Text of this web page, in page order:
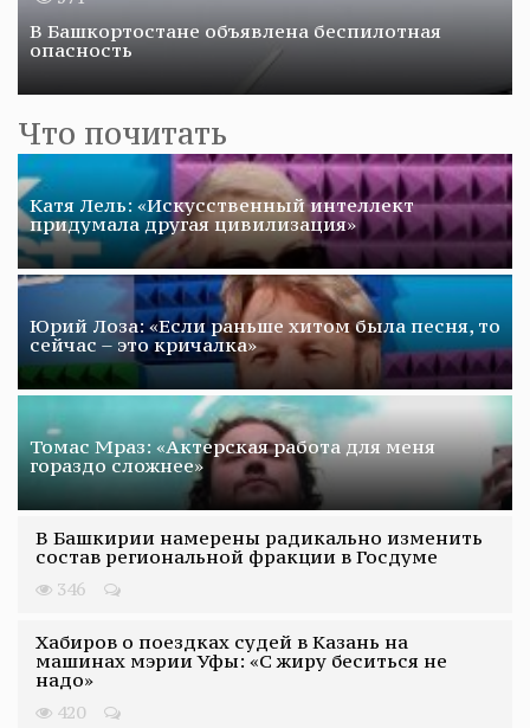
В Башкортостане объявлена беспилотная
опасность
Что почитать
Катя Лель: «Искусственный интеллект
придумала другая цивилизация»
Юрий Лоза: «Если раньше хитом была песня, то
сейчас – это кричалка»
Томас Мраз: «Актерская работа для меня
гораздо сложнее»
В Башкирии намерены радикально изменить
состав региональной фракции в Госдуме
346
Хабиров о поездках судей в Казань на
машинах мэрии Уфы: «С жиру беситься не
надо»
420